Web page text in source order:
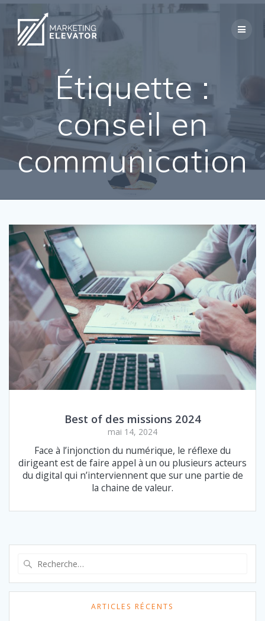
Étiquette :
conseil en
communication
Best of des missions 2024
mai 14, 2024
Face à l’injonction du numérique, le réflexe du
dirigeant est de faire appel à un ou plusieurs acteurs
du digital qui n’interviennent que sur une partie de
la chaine de valeur.
:
ARTICLES RÉCENTS